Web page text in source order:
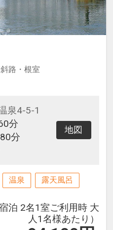
路・根室
泉4-5-1
分
分
地図
温泉 露天風呂
宿泊 2名1室ご利用時 大
人1名様あたり）